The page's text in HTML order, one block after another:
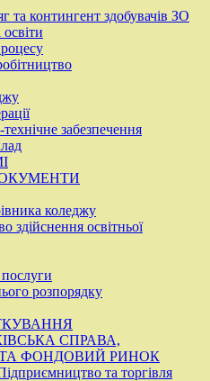
та контингент здобувачів ЗО
забезпечення
коледжу
здійснення освітньої
послуги
розпорядку
СПРАВА,
ФОНДОВИЙ РИНОК
та торгівля